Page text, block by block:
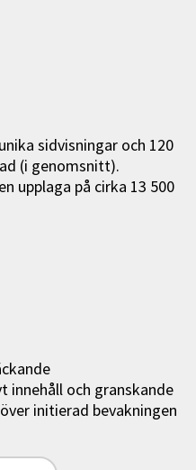
sidvisningar och 120
(i genomsnitt).
upplaga på cirka 13 500
innehåll och granskande
initierad bevakningen